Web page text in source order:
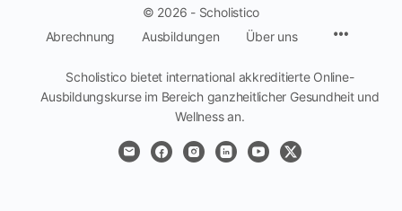
© 2026 - Scholistico
Abrechnung
Ausbildungen Über uns
Scholistico bietet international akkreditierte Online-
Ausbildungskurse im Bereich ganzheitlicher Gesundheit und
Wellness an.